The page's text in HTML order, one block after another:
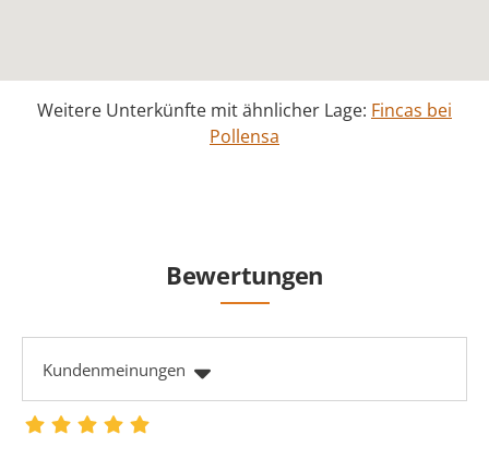
Weitere Unterkünfte mit ähnlicher Lage: Fincas bei
Pollensa
Bewertungen
Kundenmeinungen